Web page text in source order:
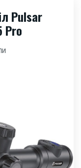
Pulsar
Pro